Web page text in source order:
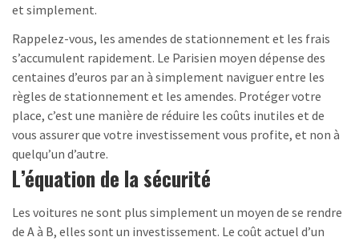
et simplement.
Rappelez-vous, les amendes de stationnement et les frais
s’accumulent rapidement. Le Parisien moyen dépense des
centaines d’euros par an à simplement naviguer entre les
règles de stationnement et les amendes. Protéger votre
place, c’est une manière de réduire les coûts inutiles et de
vous assurer que votre investissement vous profite, et non à
quelqu’un d’autre.
L’équation de la sécurité
Les voitures ne sont plus simplement un moyen de se rendre
de A à B, elles sont un investissement. Le coût actuel d’un